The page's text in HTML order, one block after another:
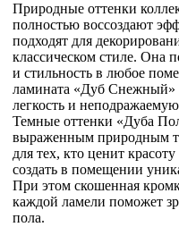
Природные оттенки
полностью воссоздают
подходят для
классическом стиле. Она
и стильность в любое
ламината «Дуб Снежный»
легкость и
Темные оттенки «Дуба
выраженным природным
для тех, кто ценит
создать в помещении
При этом скошенная
каждой ламели поможет
пола.